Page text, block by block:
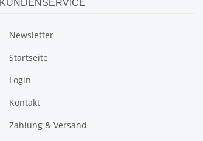
KUNDENSERVICE
Newsletter
Startseite
Login
Kontakt
Zahlung & Versand